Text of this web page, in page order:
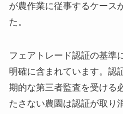
が農作業に従事するケース
た。
フェアトレード認証の基準
明確に含まれています。認
期的な第三者監査を受ける
たさない農園は認証が取り